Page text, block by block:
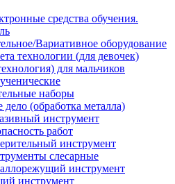
средства обучения.
Вариативное оборудование
технологии (для девочек)
для мальчиков
наборы
дело (обработка металла)
инструмент
работ
инструмент
слесарные
инструмент
инструмент